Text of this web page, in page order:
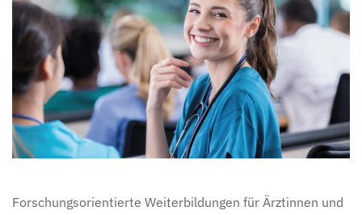
Forschungsorientierte Weiterbildungen für Ärztinnen und